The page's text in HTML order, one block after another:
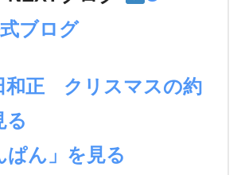
ブログ
和正 クリスマスの約
る
ぱん」を見る